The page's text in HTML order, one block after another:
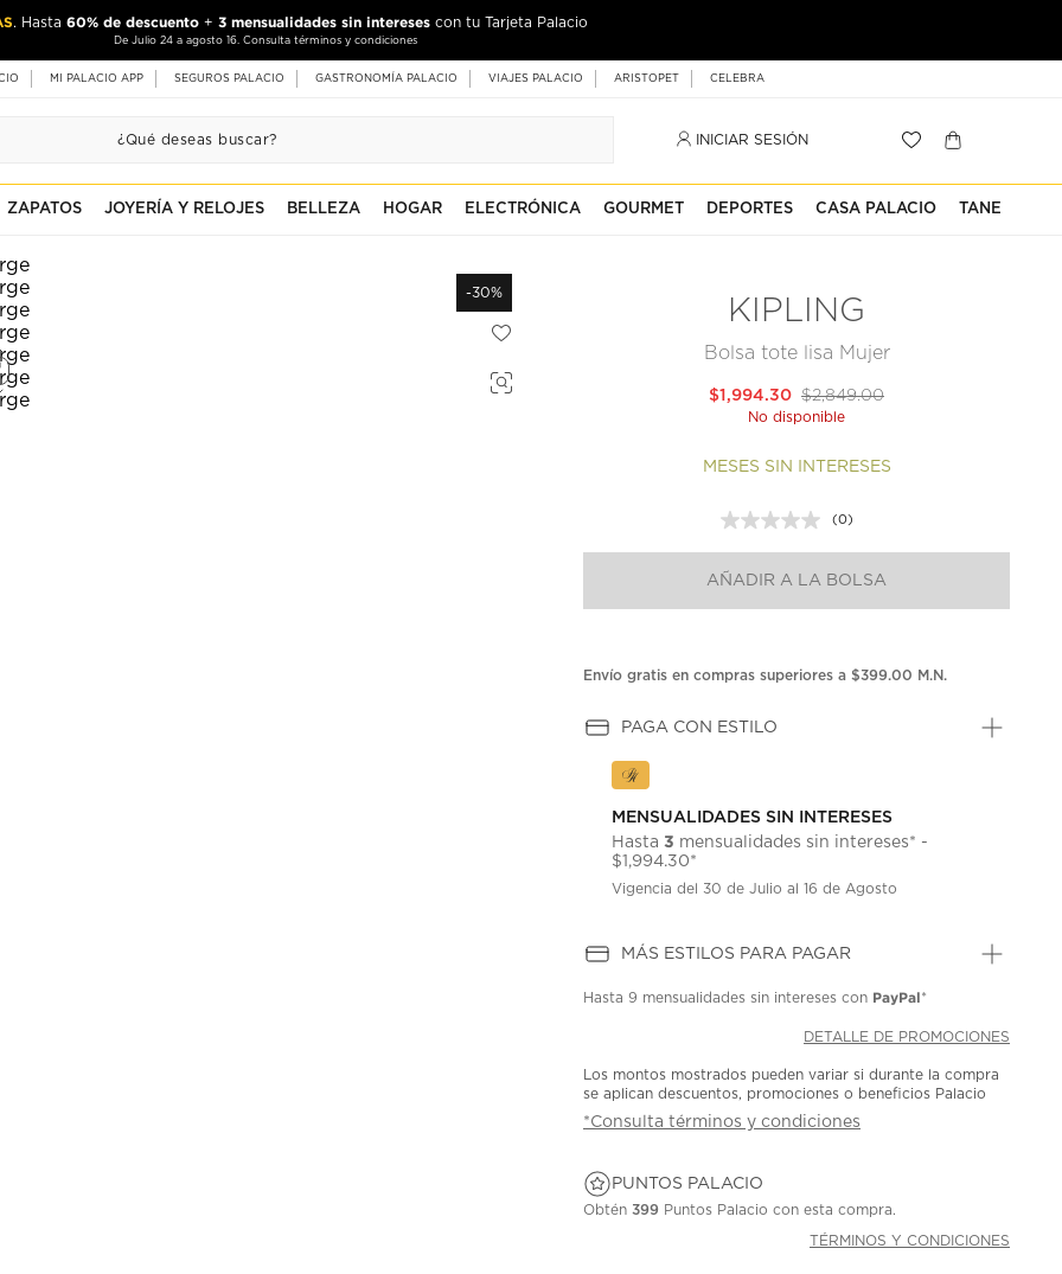
. Hasta 60% de descuento + 3 mensualidades sin intereses con tu Tarjeta Palacio
De Julio 24 a agosto 16. Consulta términos y condiciones
MI PALACIO APP SEGUROS PALACIO GASTRONOMÍA PALACIO VIAJES PALACIO ARISTOPET CELEBRA
INICIAR SESIÓN
ZAPATOS JOYERÍA Y RELOJES BELLEZA HOGAR ELECTRÓNICA GOURMET DEPORTES CASA PALACIO TANE
-30%
KIPLING
Bolsa tote lisa Mujer
$2,849.00
$1,994.30
No disponible
MESES SIN INTERESES
Sin
puntuación.
en
la
(0)
AÑADIR A LA BOLSA
Envío gratis en compras superiores a $399.00 M.N.
PAGA CON ESTILO
MENSUALIDADES SIN INTERESES
Hasta3 mensualidades sin intereses* -
$1,994.30*
Vigencia del 30 de Julio al 16 de Agosto
MÁS ESTILOS PARA PAGAR
Hasta9 mensualidades sin intereses con PayPal*
DETALLE DE PROMOCIONES
Los montos mostrados pueden variar si durante la compra
se aplican descuentos, promociones o beneficios Palacio
*Consulta términos y condiciones
PUNTOS PALACIO
Obtén399 Puntos Palacio con esta compra.
TÉRMINOS Y CONDICIONES